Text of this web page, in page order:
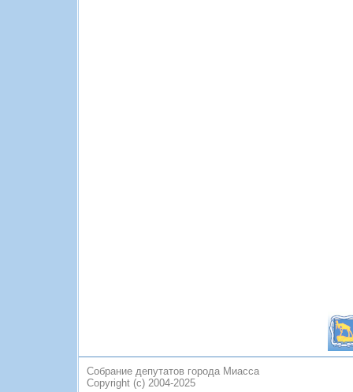
Собрание депутатов города Миасса
Copyright (c) 2004-2025